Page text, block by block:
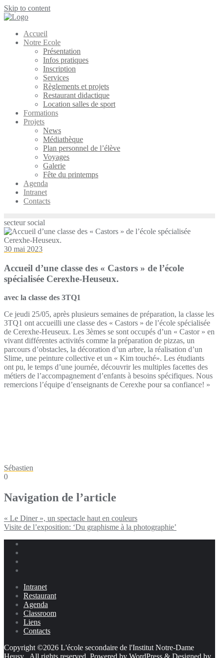
Skip to content
Accueil
Notre Ecole
Présentation
Infos pratiques
Inscription
Services
Règlements et projets
Restaurant didactique
Location salles de sport
Formations
Projets
News
Médiathèque
Plan personnel de l’élève
Voyages
Galerie
Fête du printemps
Agenda
Intranet
Contacts
secteur social
30 mai 2023
Accueil d’une classe des « Castors » de l’école
spécialisée Cerexhe-Heuseux.
avec la classe des 3TQ1
Ce jeudi 25/05, après plusieurs semaines de préparation, la classe les
3TQ1 ont accueilli une classe des « Castors » de l’école spécialisée
de Cerexhe-Heuseux. Les 3èmes se sont occupés d’un « Castor » en
vivant différentes activités comme la préparation de pizzas, un
parcours d’obstacles, la décoration d’un arbre, la réalisation d’un
Slime, une peinture collective et un « Kim touché». Les étudiants
ont pu, le temps d’une journée, découvrir les multiples facettes des
métiers de l’accompagnement d’enfants à besoins spécifiques. Nous
remercions l’équipe d’enseignants de Cerexhe pour sa confiance! »
Sébastien
0
Navigation de l’article
« Le Diner », un spectacle haut en couleurs
Visite de l’exposition: ‘Du graphisme à la photographie’
Intranet
Restaurant
Agenda
Classroom
Liens
Contacts
Copyright ©2026 L'école secondaire de l'Institut Notre-Dame